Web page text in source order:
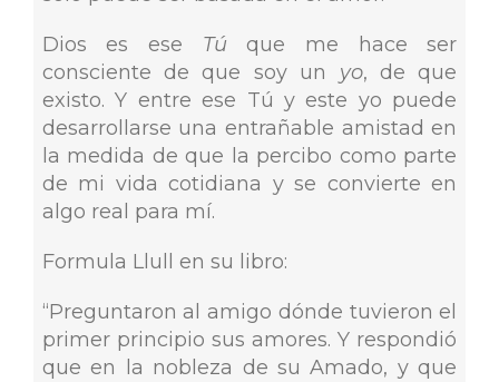
Dios es ese Tú que me hace ser
consciente de que soy un yo, de que
existo. Y entre ese Tú y este yo puede
desarrollarse una entrañable amistad en
la medida de que la percibo como parte
de mi vida cotidiana y se convierte en
algo real para mí.
Formula Llull en su libro:
“Preguntaron al amigo dónde tuvieron el
primer principio sus amores. Y respondió
que en la nobleza de su Amado, y que